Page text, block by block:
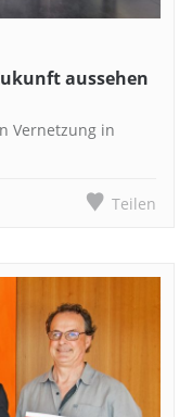
aussehen
Vernetzung in
Teilen